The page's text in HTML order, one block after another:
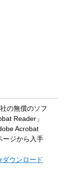
の無償のソフ
Reader」
Acrobat
ージから入手
ウンロード